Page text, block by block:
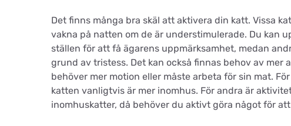
Det finns många bra skäl att aktivera din katt. Vissa
vakna på natten om de är understimulerade. Du kan
ställen för att få ägarens uppmärksamhet, medan
grund av tristess. Det kan också finnas behov av
behöver mer motion eller måste arbeta för sin mat.
katten vanligtvis är mer inomhus. För andra är
inomhuskatter, då behöver du aktivt göra något för